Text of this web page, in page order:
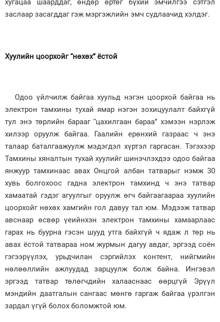
хугацаа шаарддаг, өндөр өртөг бүхий эмчилгээ сэтгэл
заслаар засагддаг гэж мэргэжлийн эмч судлаачид хэлдэг.
Хуулийн цоорхойг “нөхөх” ёстой
Одоо үйлчилж байгаа хуульд нэгэн цоорхой байгаа нь
электрон тамхины тухай ямар нэгэн зохицуулалт байхгүй
тул энэ төрлийн барааг “цахилгаан бараа” хэмээн нэрлэж
хилээр оруулж байгаа. Гаалийн ерөнхий газраас ч энэ
талаар баталгаажуулж мэдэгдэл хүртэл гаргасан. Тэгэхээр
Тамхины хяналтын тухай хуулийг шинэчлэхдээ одоо байгаа
янжуур тамхинаас авах Онцгой албан татварыг нэмж 30
хувь болгохоос гадна электрон тамхинд ч энэ татвар
хамаатай гэдэг агуулгыг оруулж өгч байгаагаараа хуулийн
цоорхойг нөхөх хамгийн гол давуу тал юм. Мэдээж татвар
авснаар өсвөр үеийнхэн электрон тамхины хамаарлаас
гарах нь буурна гэсэн шууд утга байхгүй ч ядаж л төр нь
авах ёстой татвараа ном журмын дагуу авдаг, эргээд соён
гэгээрүүлэх, урьдчилан сэргийлэх контент, нийгмийн
нөлөөллийн ажлуудад зарцуулж болж байна. Ингэвэл
эргээд татвар төлөгчдийн халааснаас өөрцгүй Эрүүл
мэндийн даатгалын сангаас мөнгө гаргаж байгаа үрэлгэн
зардал үгүй болох боломжтой юм.